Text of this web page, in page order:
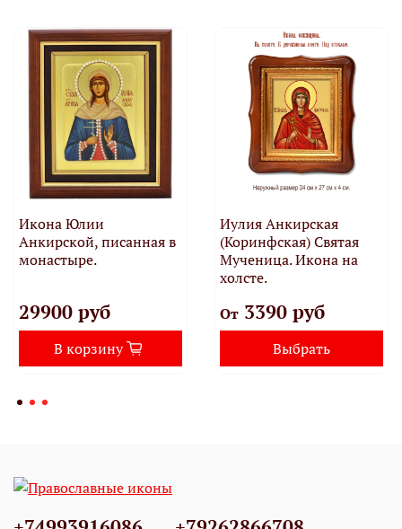
Икона Юлии
Анкирской, писанная в
монастыре.
29900 руб
В корзину
Иулия Анкирская
(Коринфская) Святая
Мученица. Икона на
холсте.
От3390 руб
Выбрать